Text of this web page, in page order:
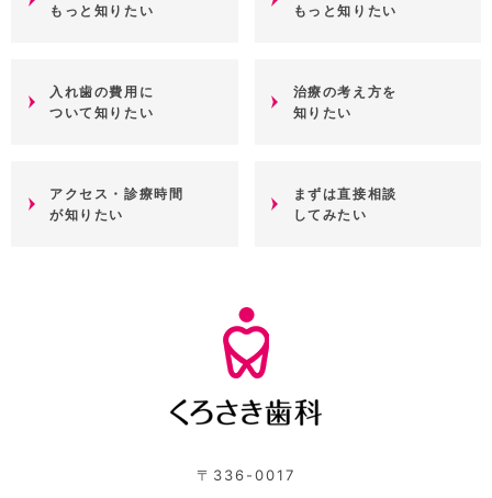
もっと知りたい
もっと知りたい
入れ歯の費用に
ついて知りたい
治療の考え方を
知りたい
アクセス・診療時間
が知りたい
まずは直接相談
してみたい
〒336-0017